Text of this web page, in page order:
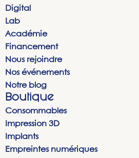
Digital
Lab
Académie
Financement
Nous rejoindre
Nos événements
Notre blog
Boutique
Consommables
Impression 3D
Implants
Empreintes numériques